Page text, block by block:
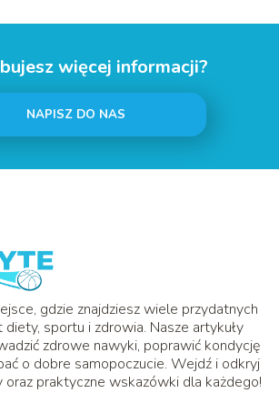
więcej informacji?
NAPISZ DO NAS
gdzie znajdziesz wiele przydatnych
sportu i zdrowia. Nasze artykuły
zdrowe nawyki, poprawić kondycję
o dobre samopoczucie. Wejdź i odkryj
oraz praktyczne wskazówki dla każdego!